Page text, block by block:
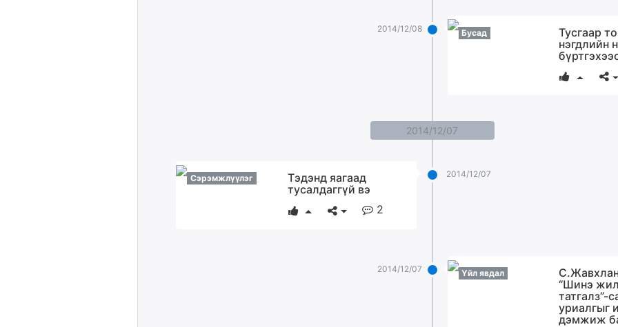
2014/12/08 Бусад
Тусгаар
нэгдлийн
2014/12/07
2014/12/07
Сэрэмжлүүлэг
Тэдэнд яагаад
тусалдаггүй вэ
2
2014/12/07 Үйл явдал
“Шинэ
татгалз”-
уриалгыг
дэмжиж